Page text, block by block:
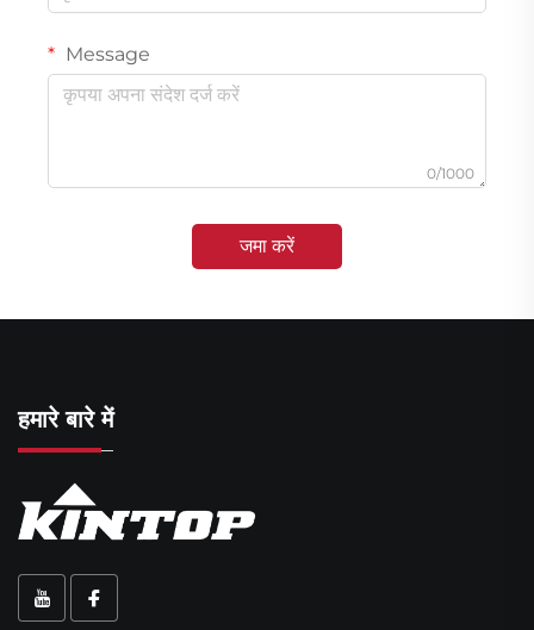
Message
0/1000
जमा करें
हमारे बारे में